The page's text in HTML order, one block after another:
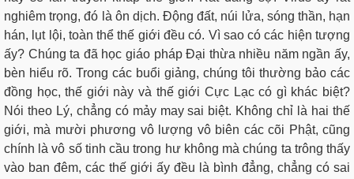
nghiêm trọng, đó là ôn dịch. Động đất, núi lửa, sóng thần, hạn
hán, lụt lội, toàn thể thế giới đều có. Vì sao có các hiện tượng
ấy? Chúng ta đã học giáo pháp Đại thừa nhiều năm ngần ấy,
bèn hiểu rõ. Trong các buổi giảng, chúng tôi thường bảo các
đồng học, thế giới này và thế giới Cực Lạc có gì khác biệt?
Nói theo Lý, chẳng có mảy may sai biệt. Không chỉ là hai thế
giới, mà mười phương vô lượng vô biên các cõi Phật, cũng
chính là vô số tinh cầu trong hư không mà chúng ta trông thấy
vào ban đêm, các thế giới ấy đều là bình đẳng, chẳng có sai